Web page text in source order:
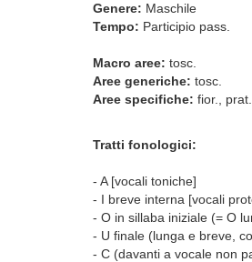
Genere: Maschile
Tempo: Participio pass.
Macro aree: tosc.
Aree generiche: tosc.
Aree specifiche: fior.,
Tratti fonologici:
- A [vocali toniche]
- I breve interna [vocali
- O in sillaba iniziale (= O
- U finale (lunga e breve,
- C (davanti a vocale non